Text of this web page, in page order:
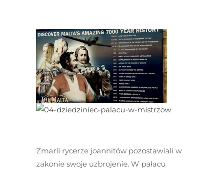
Zmarli rycerze joannitów pozostawiali w
zakonie swoje uzbrojenie. W pałacu